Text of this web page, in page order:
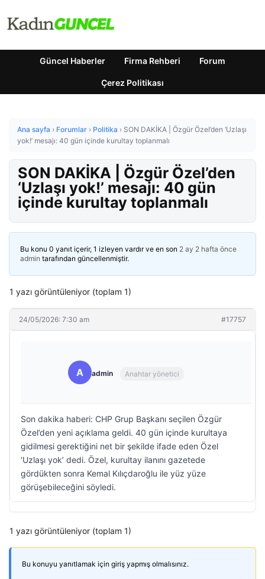
Güncel Haberler Firma Rehberi Forum
Çerez Politikası
Ana sayfa › Forumlar › Politika › SON DAKİKA | Özgür Özel’den ‘Uzlaşı
yok!’ mesajı: 40 gün içinde kurultay toplanmalı
SON DAKİKA | Özgür Özel’den
‘Uzlaşı yok!’ mesajı: 40 gün
içinde kurultay toplanmalı
Bu konu 0 yanıt içerir, 1 izleyen vardır ve en son 2 ay 2 hafta önce
admin tarafından güncellenmiştir.
1 yazı görüntüleniyor (toplam 1)
24/05/2026: 7:30 am #17757
A admin Anahtar yönetici
Son dakika haberi: CHP Grup Başkanı seçilen Özgür
Özel’den yeni açıklama geldi. 40 gün içinde kurultaya
gidilmesi gerektiğini net bir şekilde ifade eden Özel
‘Uzlaşı yok’ dedi. Özel, kurultay ilanını gazetede
gördükten sonra Kemal Kılıçdaroğlu ile yüz yüze
görüşebileceğini söyledi.
1 yazı görüntüleniyor (toplam 1)
Bu konuyu yanıtlamak için giriş yapmış olmalısınız.